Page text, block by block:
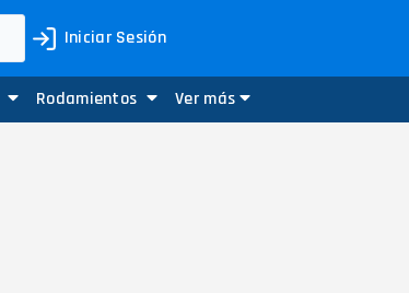
Iniciar Sesión
Rodamientos Ver más